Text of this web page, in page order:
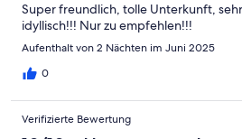
Super freundlich, tolle Unterkunft,
idyllisch!!! Nur zu empfehlen!!!
Aufenthalt von 2 Nächten im Juni 2025
0
Verifizierte Bewertung